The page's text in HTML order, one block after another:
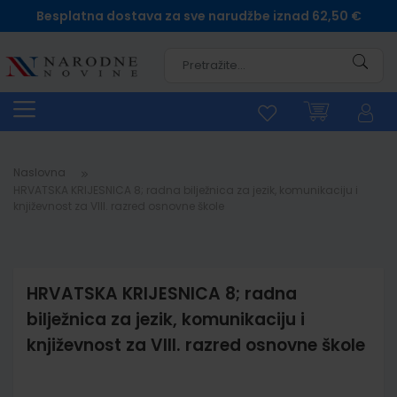
Besplatna dostava za sve narudžbe iznad 62,50 €
Naslovna
HRVATSKA KRIJESNICA 8; radna
bilježnica za jezik, komunikaciju i
književnost za VIII. razred osnovne škole